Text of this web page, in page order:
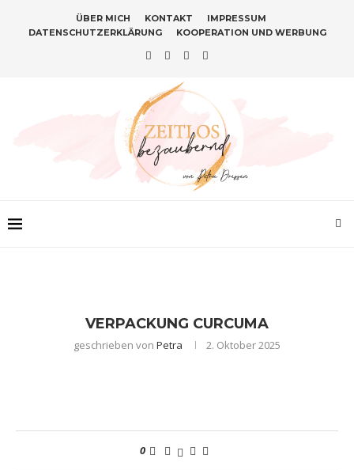
ÜBER MICH KONTAKT
IMPRESSUM
DATENSCHUTZERKLÄRUNG
KOOPERATION UND WERBUNG
VERPACKUNG CURCUMA
geschrieben von Petra 2. Oktober 2025
0